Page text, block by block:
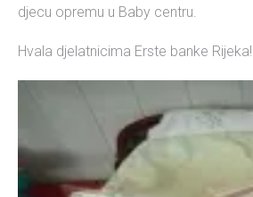
djecu opremu u Baby centru.
Hvala djelatnicima Erste banke Rijeka!